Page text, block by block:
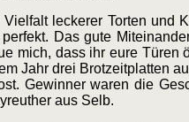
leckerer Torten und
Das gute
mich, dass ihr eure Türen
Jahr drei Brotzeitplatten
Gewinner waren die
aus Selb.